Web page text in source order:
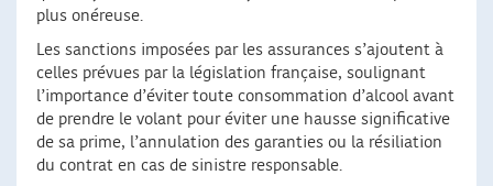
plus onéreuse.
Les sanctions imposées par les assurances s’ajoutent à
celles prévues par la législation française, soulignant
l’importance d’éviter toute consommation d’alcool avant
de prendre le volant pour éviter une hausse significative
de sa prime, l’annulation des garanties ou la résiliation
du contrat en cas de sinistre responsable.